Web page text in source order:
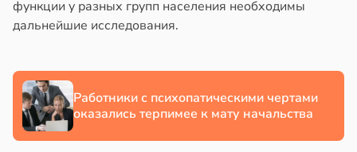
функции у разных групп населения необходимы
дальнейшие исследования.
Работники с психопатическими чертами
оказались терпимее к мату начальства